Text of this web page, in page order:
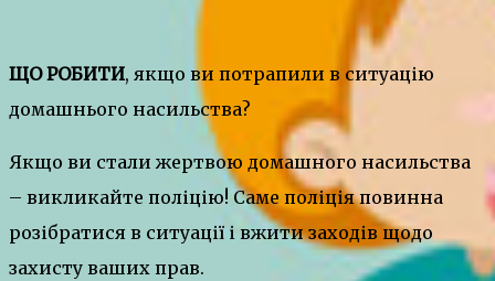
ЩО РОБИТИ, якщо ви потрапили в ситуацію
домашнього насильства?
Якщо ви стали жертвою домашного насильства
– викликайте поліцію! Саме поліція повинна
розібратися в ситуації і вжити заходів щодо
захисту ваших прав.